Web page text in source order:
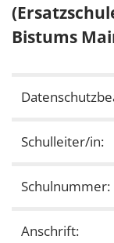
Bistums
Schulleiter/in:
Schulnummer:
Anschrift: